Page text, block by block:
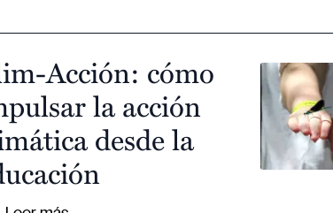
Acción: cómo
la acción
desde la